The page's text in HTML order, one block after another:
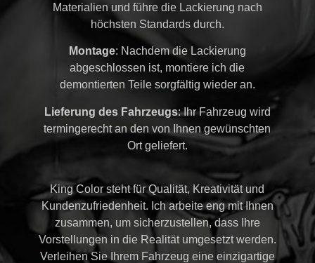
Materialien und führe die Lackierung nach
höchsten Standards durch.
Montage: Nachdem die Lackierung
abgeschlossen ist, montiere ich die
demontierten Teile sorgfältig wieder an.
Lieferung des Fahrzeugs: Ihr Fahrzeug wird
termingerecht an den von Ihnen gewünschten
Ort geliefert.
King Color steht für Qualität, Kreativität und
Kundenzufriedenheit. Ich arbeite eng mit Ihnen
zusammen, um sicherzustellen, dass Ihre
Vorstellungen in die Realität umgesetzt werden.
Verleihen Sie Ihrem Fahrzeug eine einzigartige